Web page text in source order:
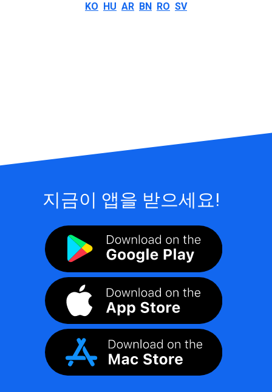
KO HU AR BN RO SV
지금이 앱을 받으세요!